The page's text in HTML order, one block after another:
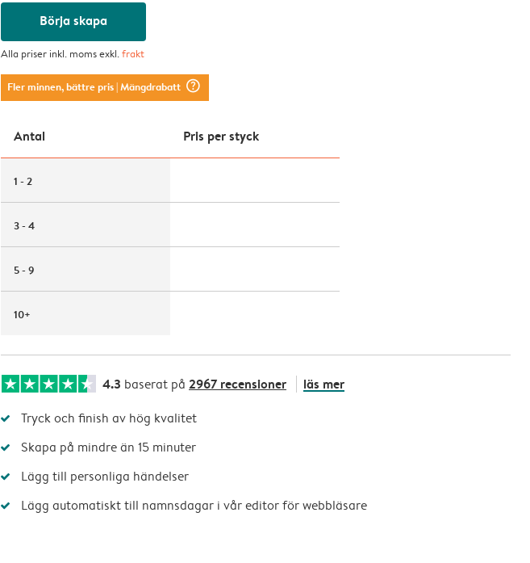
Börja skapa
Alla priser inkl. moms exkl.frakt
Fler minnen, bättre pris| Mängdrabatt question_mark_circle
Antal Pris per styck
1 - 2
3 - 4
5 - 9
10+
4.3 baserat på 2967 recensioner läs mer
Tryck och finish av hög kvalitet
Skapa på mindre än 15 minuter
Lägg till personliga händelser
Lägg automatiskt till namnsdagar i vår editor för webbläsare